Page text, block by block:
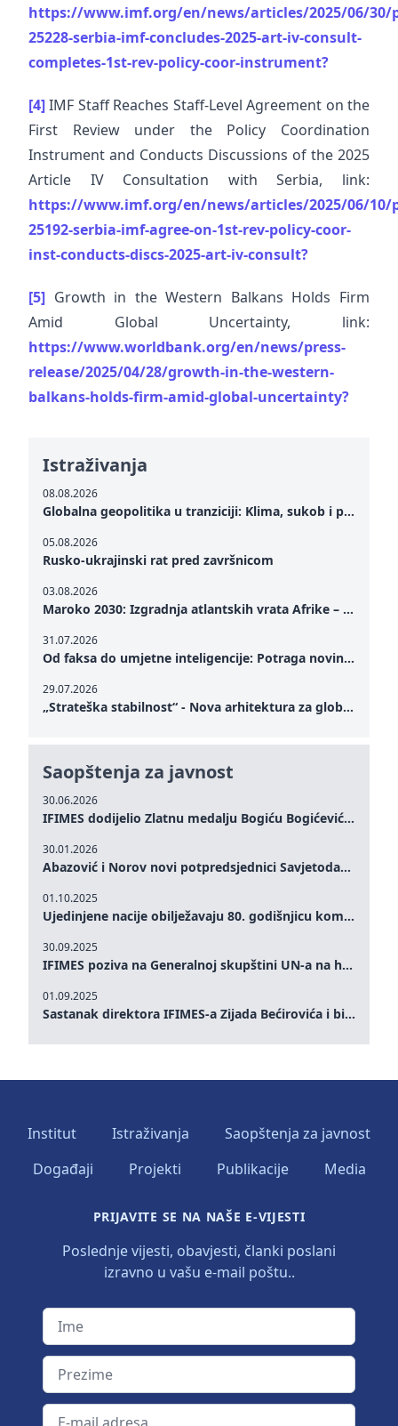
https://www.imf.org/en/news/articles/2025/06/30/
25228-serbia-imf-concludes-2025-art-iv-consult-
completes-1st-rev-policy-coor-instrument?
[4]IMF Staff Reaches Staff-Level Agreement on the
First Review under the Policy Coordination
Instrument and Conducts Discussions of the 2025
Article IV Consultation with Serbia, link:
https://www.imf.org/en/news/articles/2025/06/10/
25192-serbia-imf-agree-on-1st-rev-policy-coor-
inst-conducts-discs-2025-art-iv-consult?
[5] Growth in the Western Balkans Holds Firm
Amid Global Uncertainty, link:
https://www.worldbank.org/en/news/press-
release/2025/04/28/growth-in-the-western-
balkans-holds-firm-amid-global-uncertainty?
Saopštenja za javnost
30.06.2026
IFIMES dodijelio Zlatnu medalju Bogiću Bogićeviću za izuzetan doprinos demokratskim vrijednostima i miru
30.01.2026
Abazović i Norov novi potpredsjednici Savjetodavnog odbora IFIMES-a
01.10.2025
Ujedinjene nacije obilježavaju 80. godišnjicu komemoracijom na visokom nivou: Eileen Dong predstavlja IFIMES u oblasti ženskog liderstva, unapređenja mira, pravde, rodne ravnopravnosti i održivog razvoja
30.09.2025
IFIMES poziva na Generalnoj skupštini UN-a na hitna ulaganja u mentalno zdravlje i sisteme njege proširene umjetnom inteligencijom
01.09.2025
Sastanak direktora IFIMES-a Zijada Bećirovića i bivšeg premijera Crne Gore Dritana Abazovića
Istraživanja
08.08.2026
Globalna geopolitika u tranziciji: Klima, sukob i potraga za mirom
05.08.2026
Rusko-ukrajinski rat pred završnicom
03.08.2026
Maroko 2030: Izgradnja atlantskih vrata Afrike – od Tangera u Mediteranu do novog geopolitičkog koridora
31.07.2026
Od faksa do umjetne inteligencije: Potraga novinarstva za istinom u digitalnom dobu
29.07.2026
„Strateška stabilnost“ - Nova arhitektura za globalnu saradnju
Institut Istraživanja
Saopštenja za javnost
Događaji
Projekti Publikacije Media
PRIJAVITE SE NA NAŠE E-VIJESTI
Poslednje vijesti, obavjesti, članki poslani
izravno u vašu e-mail poštu..
Ime
Prezime
E-mail adresa